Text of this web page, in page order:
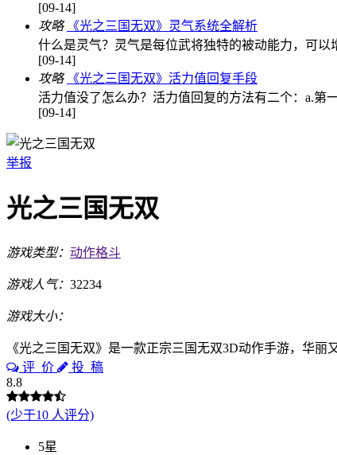
[09-14]
攻略
《光之三国无双》灵气系统全解析
什么是灵气？灵气是每位武将独特的被动能力，可
[09-14]
攻略
《光之三国无双》活力值回复手段
活力值没了怎么办？活力值回复的方法有二个：a.第
[09-14]
举报
光之三国无双
游戏类型： 动作格斗
游戏人气： 32234
游戏大小：
《光之三国无双》是一款正宗三国无双3D动作手游，华
评 价
投 稿
8.8
(少于10 人评分)
5星